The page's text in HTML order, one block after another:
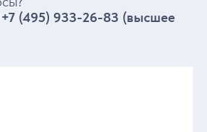
+7 (495) 933-26-83 (высшее